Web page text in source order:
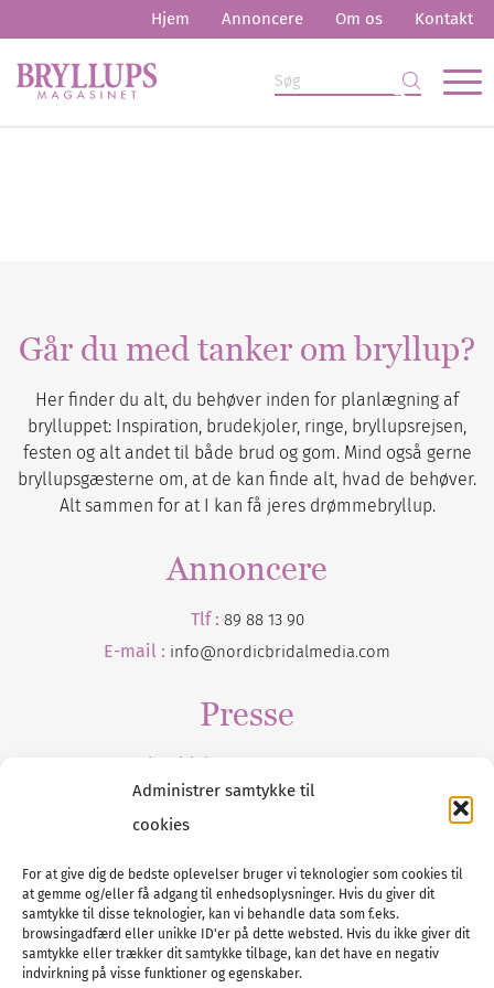
Administrer samtykke til
cookies
For at give dig de bedste oplevelser bruger vi teknologier som cookies til
at gemme og/eller få adgang til enhedsoplysninger. Hvis du giver dit
samtykke til disse teknologier, kan vi behandle data som f.eks.
browsingadfærd eller unikke ID'er på dette websted. Hvis du ikke giver dit
samtykke eller trækker dit samtykke tilbage, kan det have en negativ
indvirkning på visse funktioner og egenskaber.
Hjem Annoncere Om os Kontakt
Går du med tanker om bryllup?
Her finder du alt, du behøver inden for planlægning af
brylluppet: Inspiration, brudekjoler, ringe, bryllupsrejsen,
festen og alt andet til både brud og gom. Mind også gerne
bryllupsgæsterne om, at de kan finde alt, hvad de behøver.
Alt sammen for at I kan få jeres drømmebryllup.
Annoncere
Tlf : 89 88 13 90
E-mail : info@nordicbridalmedia.com
Presse
Tilmeld dig vores
Tel :89 88 13 90
E-post:info@nordicbridalmedia.com
Nordic Bridal Media